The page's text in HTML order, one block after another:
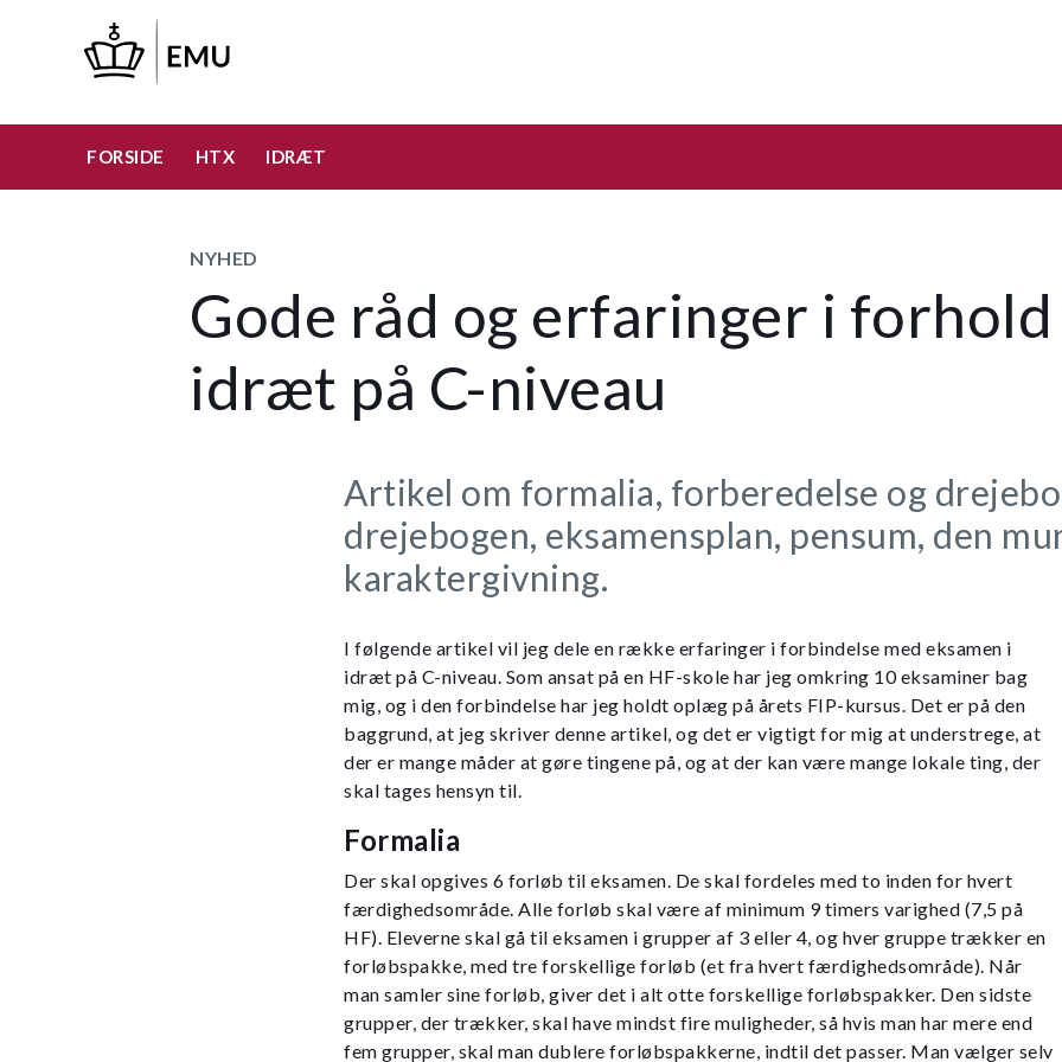
hovedindhold
FORSIDE HTX IDRÆT
NYHED
Gode råd og erfaringer i
idræt på C-niveau
Artikel om formalia, forberedelse og
drejebogen, eksamensplan, pensum, den
karaktergivning.
I følgende artikel vil jeg dele en række erfaringer i forbindelse med eksamen i
idræt på C-niveau. Som ansat på en HF-skole har jeg omkring 10 eksaminer bag
mig, og i den forbindelse har jeg holdt oplæg på årets FIP-kursus. Det er på den
baggrund, at jeg skriver denne artikel, og det er vigtigt for mig at understrege, at
der er mange måder at gøre tingene på, og at der kan være mange lokale ting, der
skal tages hensyn til.
Formalia
Der skal opgives 6 forløb til eksamen. De skal fordeles med to inden for hvert
færdighedsområde. Alle forløb skal være af minimum 9 timers varighed (7,5 på
HF). Eleverne skal gå til eksamen i grupper af 3 eller 4, og hver gruppe trækker en
forløbspakke, med tre forskellige forløb (et fra hvert færdighedsområde). Når
man samler sine forløb, giver det i alt otte forskellige forløbspakker. Den sidste
grupper, der trækker, skal have mindst fire muligheder, så hvis man har mere end
fem grupper, skal man dublere forløbspakkerne, indtil det passer. Man vælger selv